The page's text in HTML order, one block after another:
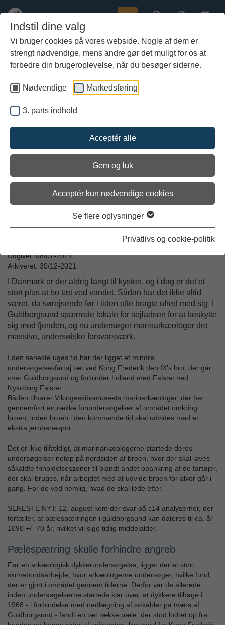
Indstil dine valg
Vi bruger cookies på vores webside. Nogle af dem er
strengt nødvendige, mens andre gør det muligt for os at
forbedre din brugeroplevelse, når du besøger siderne.
Nødvendige Markedsføring
3. parts indhold
Acceptér alle
Gem og luk
Acceptér kun nødvendige cookies
Se flere oplysninger
Privatlivs og cookie-politik
indhold
Køb
Arkiveret
Marinarkæologer undersøger
forsvarsværk i Guldborgsund
Udgivet: 08/07-2021
Arkiveret: 30/12-2021
I Danmark er der aldrig langt til kysten, og i dag er det et
stort plus at bo tæt ved vandet. Sådan har det ikke altid
været, da sørejsende før i tiden ofte bragte ufred med sig. I
Guldborgsund spærrede lokale for sejladsen for at beskytte
sig mod fjenden, og nu undersøger marinarkæologer det
massive, undersøiske forsvarsværk.
I den seneste uges tid har der ligget et mindre
undersøgelsesfartøj tæt ved Kong Frederik den IX’s bro, der går
over Guldborgsund og forbinder Lolland med Falster ved
Nykøbing Falster.
Båden tilhører Vikingeskibsmuseets marinarkæologer, der har
gennemført en række forundersøgelser af området omkring
broen, inden broen i den kommende tid skal udvides med et
ekstra jernbanespor.
Det er ikke tilfældigt, at marinarkæologerne startede deres
undersøgelser netop på nordsiden af broen, hvor der skal laves
såkaldte friholdelseszoner til blandt andet opankring af de fartøjer,
der skal bruges, når arbejdet med at udvide broen for alvor går i
gang. For de ved nemlig, hvad de skal lede efter.
SENESTE NYT: 12. august kom der svar på c14 analyserner, der
fortæller, at pælespærringen i guldborgsund kan dateres til ca. år
1090 +/- 70 år, hvilket vil sige tidlig middelalder.
Pælespærring skulle forhindre angreb
Før en arkæologisk dykkerundersøgelse, ligger der et stort
skrivebordsarbejde, hvor arkæologerne undersøger, hvilke fund,
der er gjort i området gennem tiderne. Derfor var de allerede
inden undersøgelserne startede klar over, at dykkere tilbage i
1968 - i forbindelse med nedlægning af søkabler på tværs af
Guldborgsund - fandt en tæt række pæle, der stod lodret op fra